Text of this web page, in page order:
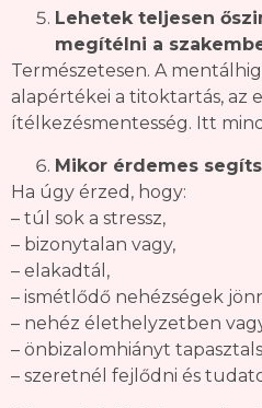
Lehetek teljesen
megítélni a
Természetesen. A
alapértékei a titoktartás, az
ítélkezésmentesség. Itt
Mikor érdemes
Ha úgy érzed, hogy:
– túl sok a stressz,
– bizonytalan vagy,
– elakadtál,
– ismétlődő nehézségek
– nehéz élethelyzetben
– önbizalomhiányt
– szeretnél fejlődni és